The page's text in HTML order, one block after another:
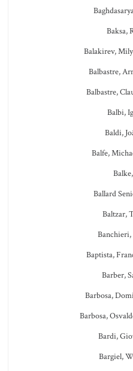
Baksa,
Balakirev,
Balbastre,
Balbastre,
Balbi,
Baldi,
Balfe,
Ballard
Baltzar,
Baptista,
Barber,
Barbosa,
Barbosa,
Bardi,
Bargiel,